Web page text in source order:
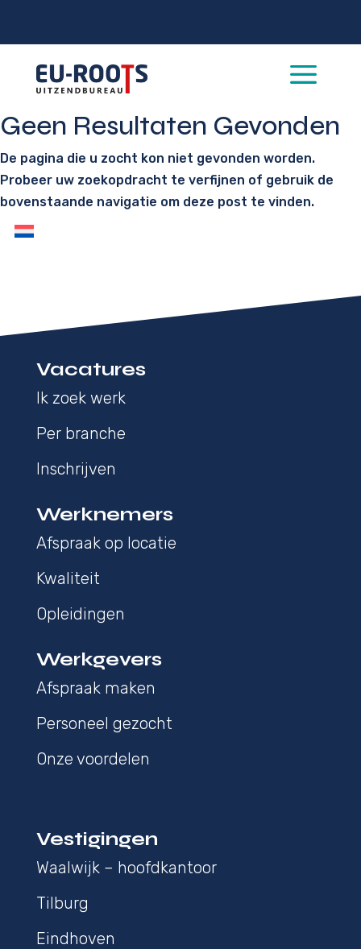
a
Geen Resultaten Gevonden
De pagina die u zocht kon niet gevonden worden.
Probeer uw zoekopdracht te verfijnen of gebruik de
bovenstaande navigatie om deze post te vinden.
Vacatures
Ik zoek werk
Per branche
Inschrijven
Werknemers
Afspraak op locatie
Kwaliteit
Opleidingen
Werkgevers
Afspraak maken
Personeel gezocht
Onze voordelen
Vestigingen
Waalwijk – hoofdkantoor
Tilburg
Eindhoven